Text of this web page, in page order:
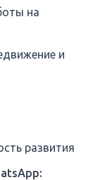
на
и
развития